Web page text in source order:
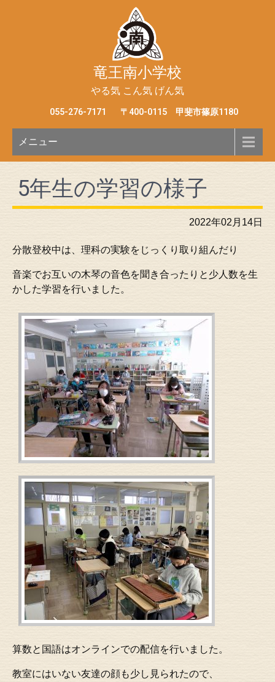
竜王南小学校
やる気 こん気 げん気
055-276-7171 〒400-0115 甲斐市篠原1180
メニュー
5年生の学習の様子
2022年02月14日
分散登校中は、理科の実験をじっくり取り組んだり
音楽でお互いの木琴の音色を聞き合ったりと少人数を生
かした学習を行いました。
算数と国語はオンラインでの配信を行いました。
教室にはいない友達の顔も少し見られたので、